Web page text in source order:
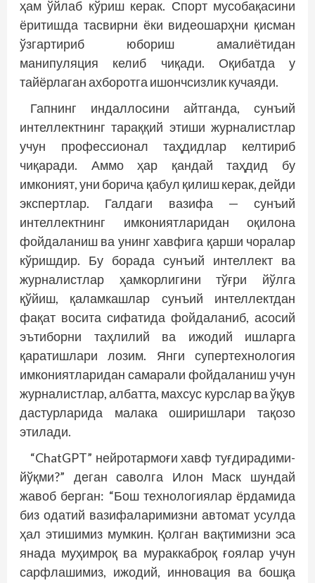
ҳам ўйлаб кўриш керак. Спорт мусобақасини
ёритишда тасвирни ёки видеошарҳни қисман
ўзгартириб юбориш амалиётидан
манипуляция келиб чиқади. Оқибатда у
тайёрлаган ахборотга ишончсизлик кучаяди.
Гапнинг индаллосини айтганда, сунъий
интеллектнинг тараққий этиши журналистлар
учун профессионал таҳдидлар келтириб
чиқаради. Аммо ҳар қандай таҳдид бу
имконият, уни борича қабул қилиш керак, дейди
экспертлар. Галдаги вазифа — сунъий
интеллектнинг имкониятларидан оқилона
фойдаланиш ва унинг хавфига қарши чоралар
кўришдир. Бу борада сунъий интеллект ва
журналистлар ҳамкорлигини тўғри йўлга
қўйиш, қаламкашлар сунъий интеллектдан
фақат восита сифатида фойдаланиб, асосий
эътиборни таҳлилий ва ижодий ишларга
қаратишлари лозим. Янги супертехнология
имкониятларидан самарали фойдаланиш учун
журналистлар, албатта, махсус курслар ва ўқув
дастурларида малака оширишлари тақозо
этилади.
“ChatGPT” нейротармоғи хавф туғдирадими-
йўқми?” деган саволга Илон Маск шундай
жавоб берган: “Бош технологиялар ёрдамида
биз одатий вазифаларимизни автомат усулда
ҳал этишимиз мумкин. Қолган вақтимизни эса
янада муҳимроқ ва мураккаброқ ғоялар учун
сарфлашимиз, ижодий, инновация ва бошқа